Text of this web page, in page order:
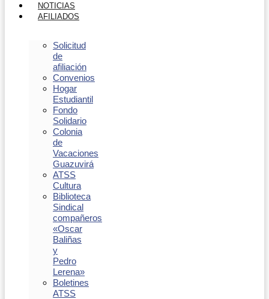
NOTICIAS
AFILIADOS
Solicitud
de
afiliación
Convenios
Hogar
Estudiantil
Fondo
Solidario
Colonia
de
Vacaciones
Guazuvirá
ATSS
Cultura
Biblioteca
Sindical
compañeros
«Oscar
Baliñas
y
Pedro
Lerena»
Boletines
ATSS